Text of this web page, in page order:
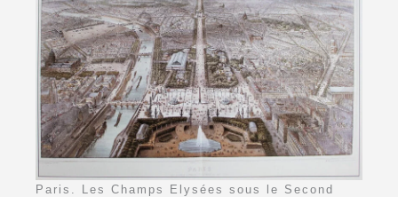
Paris. Les Champs Elysées sous le Second